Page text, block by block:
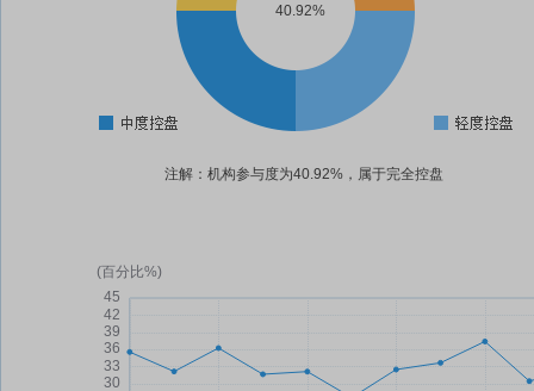
40.92%
注解：机构参与度为40.92%，属于完全控盘